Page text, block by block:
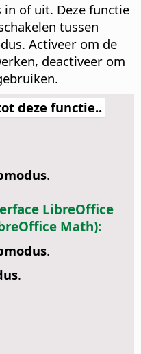
of uit. Deze functie
tussen
Activeer om de
deactiveer om
deze functie..
.
LibreOffice
Math):
.
.